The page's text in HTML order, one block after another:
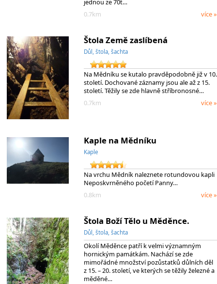
jednou ze 70t…
0.7km
více »
Štola Země zaslíbená
Důl, štola, šachta
Na Mědníku se kutalo pravděpodobně již v 10.
století. Dochované záznamy jsou ale až z 15.
století. Těžily se zde hlavně stříbronosné…
0.7km
více »
Kaple na Mědníku
Kaple
Na vrchu Mědník naleznete rotundovou kapli
Neposkvrněného početí Panny…
0.8km
více »
Štola Boží Tělo u Měděnce.
Důl, štola, šachta
Okolí Měděnce patří k velmi významným
hornickým památkám. Nachází se zde
mimořádné množství pozůstatků důlních děl
z 15. – 20. století, ve kterých se těžily železné a
měděné…